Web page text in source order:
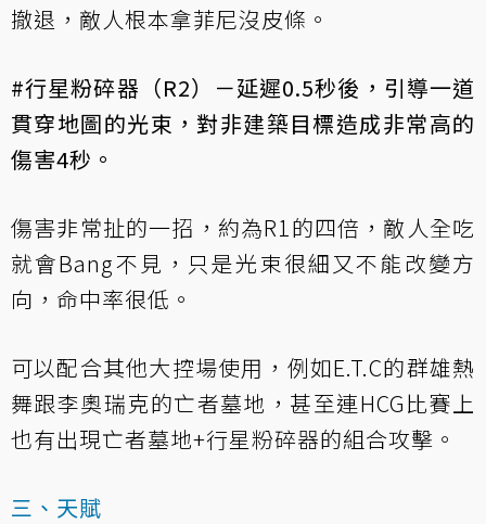
撤退，敵人根本拿菲尼沒皮條。
#行星粉碎器（R2）－延遲0.5秒後，引導一道
貫穿地圖的光束，對非建築目標造成非常高的
傷害4秒。
傷害非常扯的一招，約為R1的四倍，敵人全吃
就會Bang不見，只是光束很細又不能改變方
向，命中率很低。
可以配合其他大控場使用，例如E.T.C的群雄熱
舞跟李奧瑞克的亡者墓地，甚至連HCG比賽上
也有出現亡者墓地+行星粉碎器的組合攻擊。
三、天賦